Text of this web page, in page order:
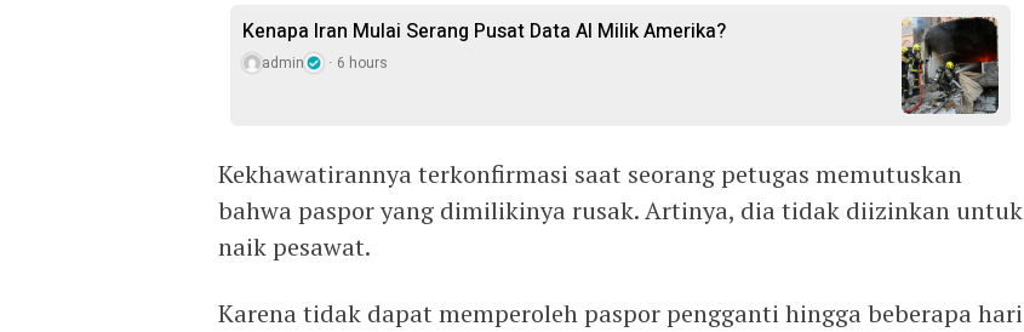
Kenapa Iran Mulai Serang Pusat Data AI Milik Amerika?
admin 6 hours
Kekhawatirannya terkonfirmasi saat seorang petugas memutuskan
bahwa paspor yang dimilikinya rusak. Artinya, dia tidak diizinkan untuk
naik pesawat.
Karena tidak dapat memperoleh paspor pengganti hingga beberapa hari